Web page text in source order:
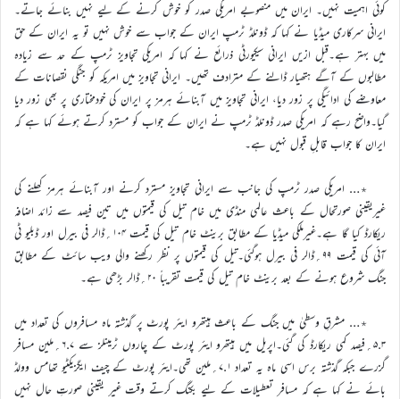
کوئی اہمیت نہیں۔ ایران میں منصوبے امریکی صدر کو خوش کرنے کے لیے نہیں بنائے جاتے۔
ایرانی سرکاری میڈیا نے کہا کہ ڈونلڈ ٹرمپ ایران کے جواب سے خوش نہیں تو یہ ایران کے حق
میں بہتر ہے۔قبل ازیں ایرانی سیکیورٹی ذرائع نے کہا کہ امریکی تجاویز ٹرمپ کے حد سے زیادہ
مطالبوں کے آگے ہتھیار ڈالنے کے مترادف تھیں۔ ایرانی تجاویز میں امریکہ کو جنگی نقصانات کے
معاوضے کی ادائیگی پر زور دیا، ایرانی تجاویز میں آبنائے ہرمز پر ایران کی خودمختاری پر بھی زور دیا
گیا۔واضح رہے کہ امریکی صدر ڈونلڈ ٹرمپ نے ایران کے جواب کو مسترد کرتے ہوئے کہا ہے کہ
ایران کا جواب قابلِ قبول نہیں ہے۔
٭… امریکی صدر ٹرمپ کی جانب سے ایرانی تجاویز مسترد کرنے اور آبنائے ہرمز کھلنے کی
غیریقینی صورتحال کے باعث عالمی منڈی میں خام تیل کی قیمتوں میں تین فیصد سے زائد اضافہ
ریکارڈ کیا گا ہے۔غیرملکی میڈیا کے مطابق برینٹ خام تیل کی قیمت ۱۰۴؍ڈالر فی بیرل اور ڈبلیو ٹی
آئی کی قیمت ۹۹؍ڈالر فی بیرل ہوگئی۔تیل کی قیمتوں پر نظر رکھنے والی ویب سائٹ کے مطابق
جنگ شروع ہونے کے بعد برینٹ خام تیل کی قیمت تقریباً ۲۰؍ڈالر بڑھی ہے۔
٭… مشرقِ وسطیٰ میں جنگ کے باعث ہیتھرو ایئر پورٹ پر گذشتہ ماہ مسافروں کی تعداد میں
۵.۳؍فیصد کمی ریکارڈ کی گئی۔اپریل میں ہیتھرو ایئر پورٹ کے چاروں ٹرمینلز سے ۶.۷؍ملین مسافر
گزرے جبکہ گذشتہ برس اسی ماہ یہ تعداد ۷.۱؍ملین تھی۔ایئر پورٹ کے چیف ایگزیکٹیو تھامس وولڈ
بائے نے کہا ہے کہ مسافر تعطیلات کے لیے بکنگ کرتے وقت غیر یقینی صورتِ حال نہیں